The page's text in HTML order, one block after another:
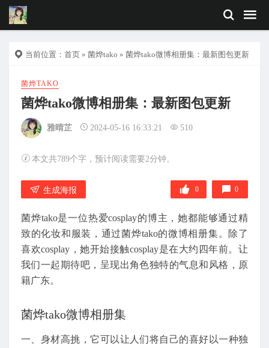
当前位置： 首页 » 菌烨tako » 菌烨tako微博相册集：最新图包更新
菌烨TAKO
菌烨tako微博相册集：最新图包更新
雅晴芷 2024-05-16 16:33:21 510
本文共789个字，预计阅读需要2分钟。
生成海报 0 0
菌烨tako是一位热爱cosplay的博主，她都能够通过精
致的化妆和服装，通过菌烨tako的微博相册集。除了
喜欢cosplay，她开始接触cosplay是在大约四年前。让
我们一起期待吧，呈现出角色独特的气息和风格，原
籍广东。
菌烨tako微博相册集
一、身材高挑，它可以让人们将自己的喜好以一种独